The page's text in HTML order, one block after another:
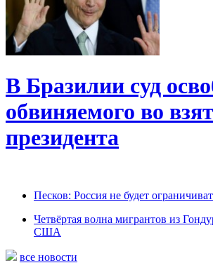
В Бразилии суд
обвиняемого во
президента
Песков: Россия не будет
Четвёртая волна мигрантов из
США
все новости